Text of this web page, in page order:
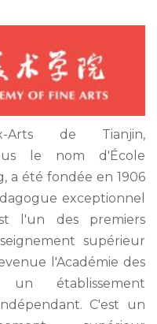
Arts de Tianjin,
le nom d'École
a été fondée en 1906
exceptionnel
l'un des premiers
supérieur
l'Académie des
établissement
C'est un